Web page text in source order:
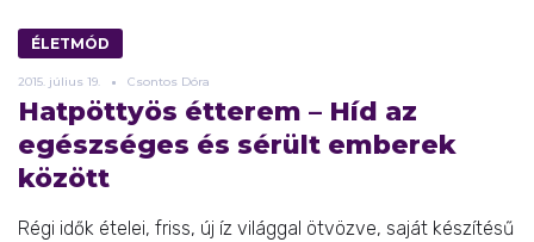
ÉLETMÓD
2015. július 19. Csontos Dóra
Hatpöttyös étterem – Híd az
egészséges és sérült emberek
között
Régi idők ételei, friss, új íz világgal ötvözve, saját készítésű